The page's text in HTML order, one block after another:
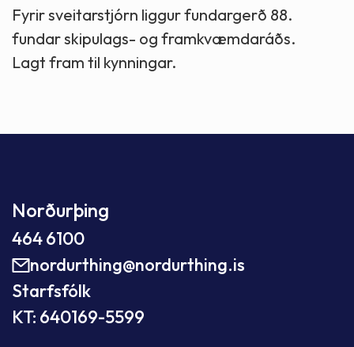
Fyrir sveitarstjórn liggur fundargerð 88.
fundar skipulags- og framkvæmdaráðs.
Lagt fram til kynningar.
Norðurþing
464 6100
nordurthing@nordurthing.is
Starfsfólk
KT: 640169-5599